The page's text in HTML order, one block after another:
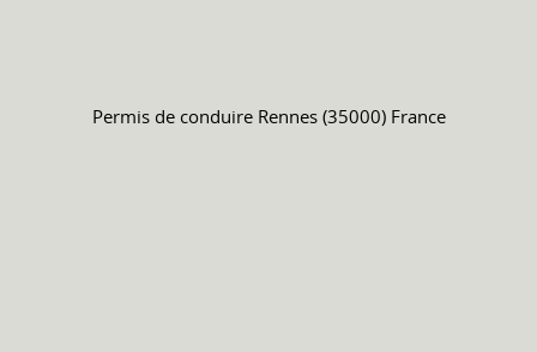
Permis de conduire Rennes (35000) France